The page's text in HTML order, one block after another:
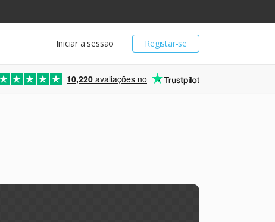
Registar-se
Iniciar a sessão
10,220 avaliações no